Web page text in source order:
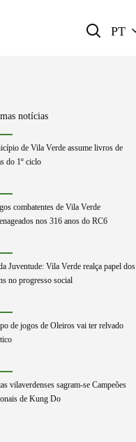
PT
notícias
de Vila Verde assume livros de
do 1º ciclo
combatentes de Vila Verde
nos 316 anos do RC6
Juventude: Vila Verde realça papel dos
no progresso social
de jogos de Oleiros vai ter relvado
vilaverdenses sagram-se Campeões
de Kung Do